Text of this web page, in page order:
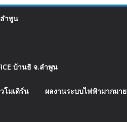
ำพูน
บ้านธิ จ.ลำพูน
โมเดิร์น ผลงานระบบไฟฟ้ามากมาย